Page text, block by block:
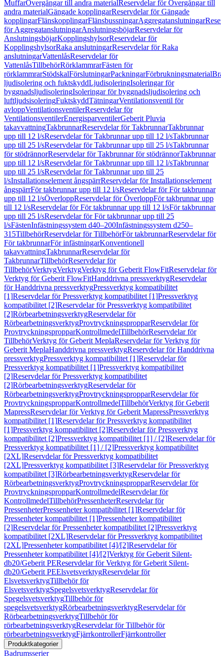
MuffarÖvergångar till andra materialReservdelar för Övergångar till
andra materialGängade kopplingarReservdelar för Gängade
kopplingarFlänskopplingarFlänsbussningarAggregatanslutningar
för AggregatanslutningarAnslutningsböjarReservdelar för
AnslutningsböjarKopplingshylsorReservdelar för
KopplingshylsorRaka anslutningarReservdelar för Raka
anslutningarVattenlåsReservdelar för
VattenlåsTillbehörRörklammrarFästen för
rörklammrarStödskalFörslutningarPackningarFörbrukningsmaterial
ljudisolering och fuktskyddLjudisoleringIsoleringar för
byggnadsljudisoleringIsoleringar för byggnadsljudisolering och
luftljudsisoleringFuktskyddTätningarVentilationsventil för
avloppVentilationsventilerReservdelar för
VentilationsventilerEnergisparventilerGeberit Pluvia
takavvattningTakbrunnarReservdelar för TakbrunnarTakbrunnar
upp till 12 l/sReservdelar för Takbrunnar upp till 12 l/sTakbrunnar
upp till 25 l/sReservdelar för Takbrunnar upp till 25 l/sTakbrunnar
för stödrännorReservdelar för Takbrunnar för stödrännorTakbrunnar
upp till 12 l/sReservdelar för Takbrunnar upp till 12 l/sTakbrunnar
upp till 25 l/sReservdelar för Takbrunnar upp till 25
l/sInstallationselement ångspärrReservdelar för Installationselement
ångspärrFör takbrunnar upp till 12 l/sReservdelar för För takbrunnar
upp till 12 l/sÖverloppReservdelar för ÖverloppFör takbrunnar upp
till 12 l/sReservdelar för För takbrunnar upp till 12 l/sFör takbrunnar
upp till 25 l/sReservdelar för För takbrunnar upp till 25
l/sFästenInfästningssystem d40–200Infästningssystem d250–
315TillbehörReservdelar för TillbehörFör takbrunnarReservdelar för
För takbrunnarFör infästningarKonventionell
takavvattningTakbrunnarReservdelar för
TakbrunnarTillbehörReservdelar för
TillbehörVerktygVerktygVerktyg för Geberit FlowFitReservdelar för
Verktyg för Geberit FlowFitHanddrivna pressverktygReservdelar
för Handdrivna pressverktygPressverktyg kompatibilitet
[1]Reservdelar för Pressverktyg kompatibilitet [1]Pressverktyg
kompatibilitet [2]Reservdelar för Pressverktyg kompatibilitet
[2]RörbearbetningsverktygReservdelar för
RörbearbetningsverktygProvtryckningspropparReservdelar för
ProvtryckningspropparKontrollmedelTillbehörReservdelar för
TillbehörVerktyg för Geberit MeplaReservdelar för Verktyg för
Geberit MeplaHanddrivna pressverktygReservdelar för Handdrivna
pressverktygPressverktyg kompatibilitet [1]Reservdelar för
Pressverktyg kompatibilitet [1]Pressverktyg kompatibilitet
[2]Reservdelar för Pressverktyg kompatibilitet
[2]RörbearbetningsverktygReservdelar för
RörbearbetningsverktygProvtryckningspropparReservdelar för
ProvtryckningspropparKontrollmedelTillbehörVerktyg för Geberit
MapressReservdelar för Verktyg för Geberit MapressPressverktyg
kompatibilitet [1]Reservdelar för Pressverktyg kompatibilitet
[1]Pressverktyg kompatibilitet [2]Reservdelar för Pressverktyg
kompatibilitet [2]Pressverktyg kompatibilitet [1] / [2]Reservdelar för
Pressverktyg kompatibilitet [1] / [2]Pressverktyg kompatibilitet
[2XL]Reservdelar för Pressverktyg kompatibilitet
[2XL]Pressverktyg kompatibilitet [3]Reservdelar för Pressverktyg
kompatibilitet [3]RörbearbetningsverktygReservdelar för
RörbearbetningsverktygProvtryckningspropparReservdelar för
ProvtryckningspropparKontrollmedelReservdelar för
KontrollmedelTillbehörPressenheterReservdelar för
PressenheterPressenheter kompatibilitet [1]Reservdelar för
Pressenheter kompatibilitet [1]Pressenheter kompatibilitet
[2]Reservdelar för Pressenheter kompatibilitet [2]Pressverktyg
kompatibilitet [2XL]Reservdelar för Pressverktyg kompatibilitet
[2XL]Pressenheter kompatibilitet [4]/[2]Reservdelar för
Pressenheter kompatibilitet [4]/[2]Verktyg för Geberit Silent-
db20/Geberit PEReservdelar för Verktyg för Geberit Silent-
db20/Geberit PEElsvetsverktygReservdelar för
ElsvetsverktygTillbehör för
ElsvetsverktygSpegelsvetsverktygReservdelar för
SpegelsvetsverktygTillbehör för
spegelsvetsverktygRörbearbetningsverktygReservdelar för
RörbearbetningsverktygTillbehör för
rörbearbetningsverktygReservdelar för Tillbehör för
rörbearbetningsverktygFjärrkontrollerFjärrkontroller
Produktkategorier
Badrumsserier